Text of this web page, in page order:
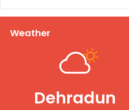
Weather
Dehradun